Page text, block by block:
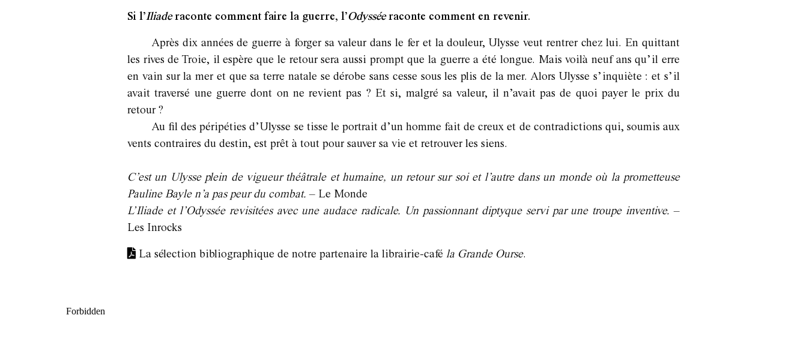
Si l’Iliaderaconte comment faire la guerre, l’Odysséeraconte comment en revenir.
Après dix années de guerre à forger sa valeur dans le fer et la douleur, Ulysse veut rentrer chez lui. En quittant
les rives de Troie, il espère que le retour sera aussi prompt que la guerre a été longue. Mais voilà neuf ans qu’il erre
en vain sur la mer et que sa terre natale se dérobe sans cesse sous les plis de la mer. Alors Ulysse s’inquiète : et s’il
avait traversé une guerre dont on ne revient pas ? Et si, malgré sa valeur, il n’avait pas de quoi payer le prix du
retour ?
Au fil des péripéties d’Ulysse se tisse le portrait d’un homme fait de creux et de contradictions qui, soumis aux
vents contraires du destin, est prêt à tout pour sauver sa vie et retrouver les siens.
C’est un Ulysse plein de vigueur théâtrale et humaine, un retour sur soi et l’autre dans un monde où la prometteuse
Pauline Bayle n’a pas peur du combat.– Le Monde
L’Iliade et l’Odyssée revisitées avec une audace radicale. Un passionnant diptyque servi par une troupe inventive.–
Les Inrocks
La sélection bibliographique de notre partenaire la librairie-café la Grande Ourse.